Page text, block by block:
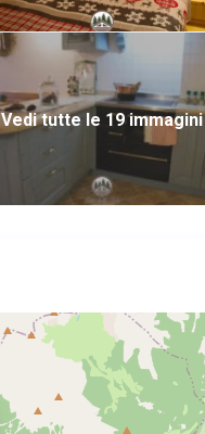
Vedi tutte le 19 immagini